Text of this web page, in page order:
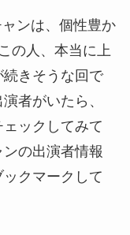
ンは、個性豊か
の人、本当に上
きそうな回で
者がいたら、
ェックしてみて
の出演者情報
クマークして